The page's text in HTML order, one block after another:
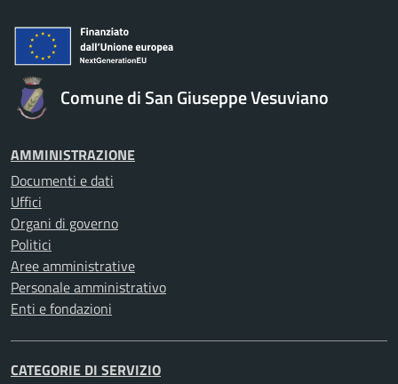
Comune di San Giuseppe Vesuviano
AMMINISTRAZIONE
Documenti e dati
Uffici
Organi di governo
Politici
Aree amministrative
Personale amministrativo
Enti e fondazioni
CATEGORIE DI SERVIZIO